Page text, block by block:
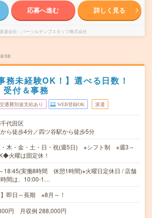
応募へ進む 詳しく見る
派遣会社 パーソルテンプスタッフ株式会社
08
務未経験OK！】選べる日数！
受付＆事務
交通費別途支給あり WEB登録OK 派遣
代田区
ら徒歩4分／四ツ谷駅から徒歩5分
・木・金・土・日・祝(週5日) ※シフト制 ※週3～
火曜は固定休！
18:45(実働8時間 休憩1時間)※火曜日定休日 / 店舗
間は、10:00-1…
】即日～長期 ※8月～！
円 月収例 288,000円